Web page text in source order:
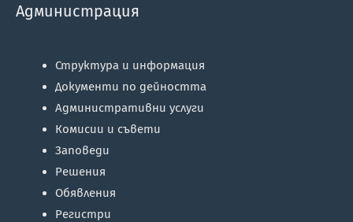
Администрация
Структура и информация
Документи по дейността
Административни услуги
Комисии и съвети
Заповеди
Решения
Обявления
Регистри